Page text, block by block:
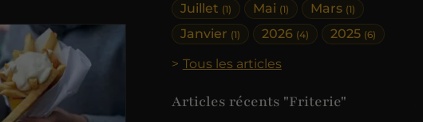
Juillet (1) Mai (1) Mars (1)
Janvier (1) 2026 (4) 2025 (6)
Tous les articles
Articles récents "Friterie"